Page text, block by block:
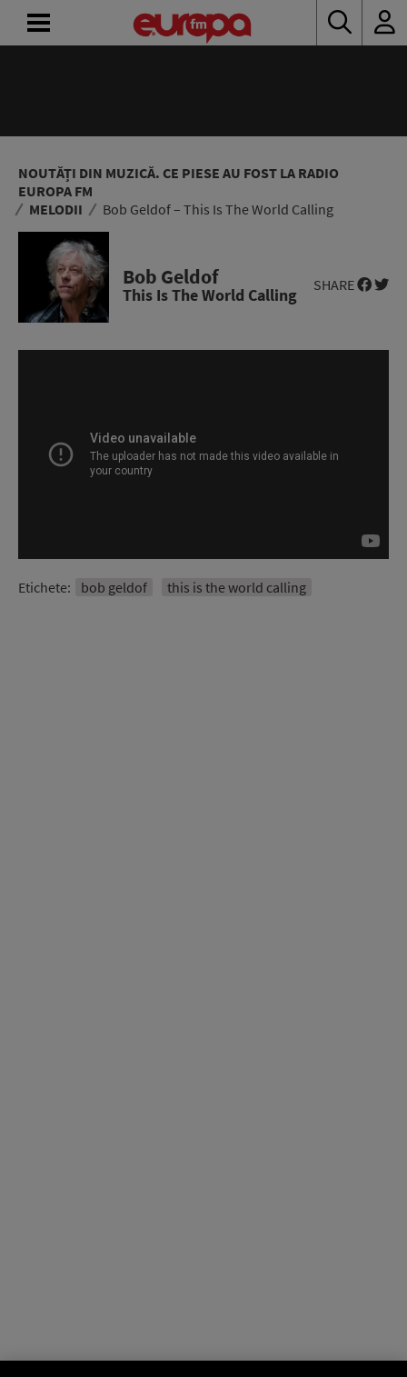
NOUTĂȚI DIN MUZICĂ. CE PIESE AU FOST LA RADIO
EUROPA FM
MELODII
Bob Geldof – This Is The World Calling
Bob Geldof
This Is The World Calling SHARE
Etichete: bob geldof this is the world calling
RADIO
CONCURSURI
PODCAST
ASCULTĂ
LIVE